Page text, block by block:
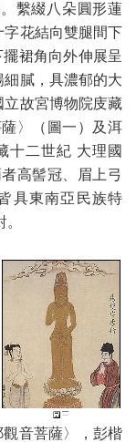
繫綴八朵圓形蓮
花結向雙腿間下
裙角向外伸展呈
膩，具濃郁的大
故宮博物院庋藏
〉（圖一）及洱
十二世紀 大理國
高髻冠、眉上弓
具東南亞民族特
音菩薩〉，彭楷